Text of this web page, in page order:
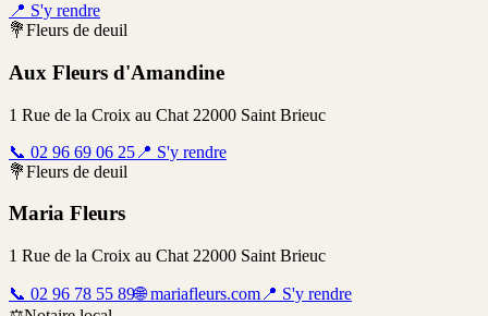
📍 S'y rendre
💐Fleurs de deuil
Aux Fleurs d'Amandine
1 Rue de la Croix au Chat 22000 Saint Brieuc
📞 02 96 69 06 25 📍 S'y rendre
💐Fleurs de deuil
Maria Fleurs
1 Rue de la Croix au Chat 22000 Saint Brieuc
📞 02 96 78 55 89🌐 mariafleurs.com 📍 S'y rendre